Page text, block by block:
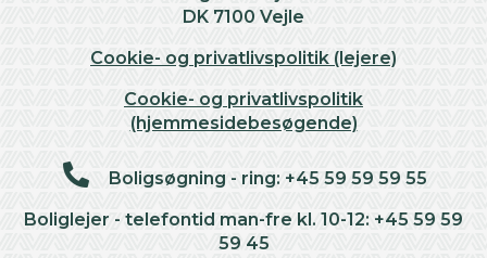
DK 7100 Vejle
Cookie- og privatlivspolitik (lejere)
Cookie- og privatlivspolitik
(hjemmesidebesøgende)
Boligsøgning - ring: +45 59 59 59 55
Boliglejer - telefontid man-fre kl. 10-12: +45 59 59
59 45